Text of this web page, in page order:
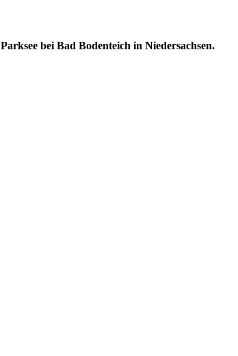
Parksee bei Bad Bodenteich in Niedersachsen.